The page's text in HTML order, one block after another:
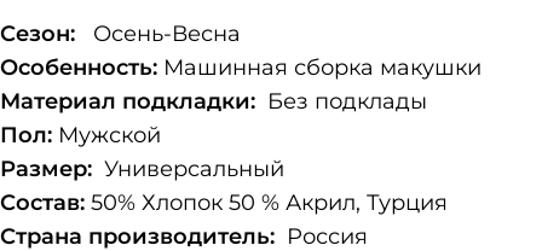
Сезон: Осень-Весна
Особенность: Машинная сборка макушки
Материал подкладки: Без подклады
Пол: Мужской
Размер: Универсальный
Состав: 50% Хлопок 50 % Акрил, Турция
Страна производитель: Россия